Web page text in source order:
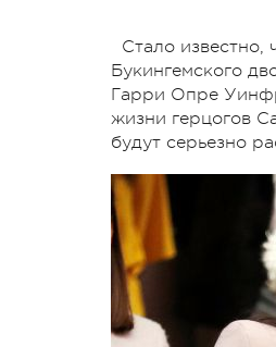
Стало известно,
Букингемского
Гарри Опре
жизни герцогов
будут серьезно